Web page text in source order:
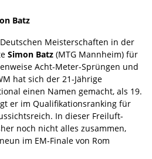
Batz
Meisterschaften in der
Simon Batz (MTG Mannheim) für
Acht-Meter-Sprüngen und
hat sich der 21-Jährige
einen Namen gemacht, als 19.
er im Qualifikationsranking für
In dieser Freiluft-
noch nicht alles zusammen,
im EM-Finale von Rom